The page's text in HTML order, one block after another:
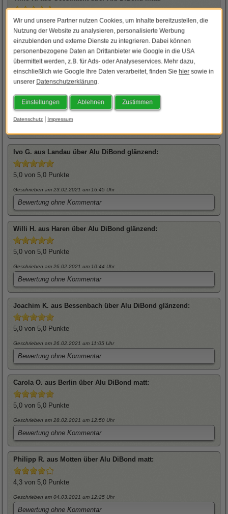
5,0 von 5,0 Punkte
Geschrieben am 20.02.2021 um 10:44 Uhr
Bewertung ohne Kommentar
BerndH. aus Friedrichskoog-Spitze überAlu DiBond glänzend:
5,0von 5,0 Punkte
Geschrieben am 23.02.2021um 12:38 Uhr
Ivo G. aus Landau überAlu DiBond glänzend :
5,0 von 5,0 Punkte
Geschrieben am 23.02.2021 um 16:45 Uhr
Bewertung ohne Kommentar
Willi H. aus Haren überAlu DiBond glänzend :
5,0 von 5,0 Punkte
Geschrieben am 26.02.2021 um 10:44 Uhr
Bewertung ohne Kommentar
Joachim K. aus Bessenbach überAlu DiBond glänzend :
5,0 von 5,0 Punkte
Geschrieben am 26.02.2021 um 11:05 Uhr
Bewertung ohne Kommentar
CarolaO. aus Berlin überAlu DiBond matt:
5,0 von 5,0 Punkte
Geschrieben am 28.02.2021 um 12:50 Uhr
Bewertung ohne Kommentar
Philipp R. aus Motten überAlu DiBond matt:
4,3 von 5,0 Punkte
Geschrieben am 04.03.2021 um 12:25 Uhr
Bewertung ohne Kommentar
Wir und unsere Partner nutzen Cookies, um Inhalte bereitzustellen, die
Nutzung der Website zu analysieren, personalisierte Werbung
einzublenden und externe Dienste zu integrieren. Dabei können
personenbezogene Daten an Drittanbieter wie Google in die USA
übermittelt werden, z.B. für Ads- oder Analyseservices. Mehr dazu,
einschließlich wie Google Ihre Daten verarbeitet, finden Sie hier sowie in
unserer Datenschutzerklärung.
Einstellungen Ablehnen Zustimmen
Datenschutz | Impressum